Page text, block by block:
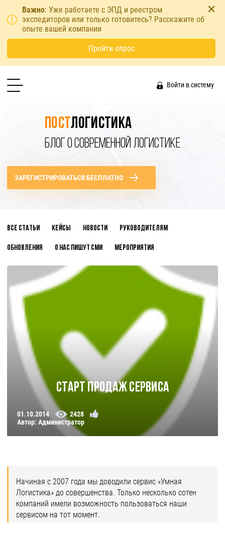
Важно: Уже работаете с ЭПД и реестром
экспедиторов или только готовитесь? Расскажите об
опыте вашей компании
Пройти опрос
Войти в систему
Постлогистика
БЛОГ О СОВРЕМЕННОЙ ЛОГИСТИКЕ
ЗАРЕГИСТРИРОВАТЬСЯ БЕСПЛАТНО
Все статьи Кейсы Новости Руководителям
Обновления О нас пишут СМИ Мероприятия
Старт продаж сервиса
01.10.2014
2428
Автор: Администратор
Начиная с 2007 года мы доводили сервис «Умная
Логистика» до совершенства. Только несколько сотен
компаний имели возможность пользоваться наши
сервисом на тот момент.